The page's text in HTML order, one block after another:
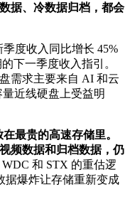
据、冷数据归档，都会
季度收入同比增长 45%
下一季度收入指引。
需求主要来自 AI 和云
量近线硬盘上受益明
最贵的高速存储里。
频数据和归档数据，仍
WDC 和 STX 的重估逻
据爆炸让存储重新变成